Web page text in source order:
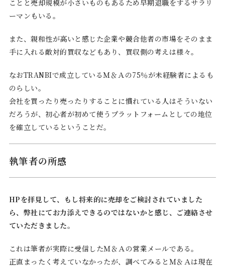
ことと売却規模が小さいものもあるため早期退職をするサラリ
ーマンもいる。
また、親和性が高いと感じた企業や競合他者の市場をそのまま
手に入れる敵対的買収などもあり、買収側の考えは様々。
なおTRANBIで成立しているＭ＆Ａの75％が未経験者によるも
のらしい。
会社を買ったり売ったりすることに慣れている人はそういない
だろうが、初心者が初めて使うプラットフォームとしての地位
を確立しているということだ。
執筆者の所感
HPを拝見して、もし将来的に売却をご検討されていました
ら、弊社にてお力添えできるのではないかと感じ、ご連絡させ
ていただきました。
これは筆者が実際に受信したＭ＆Ａの営業メールである。
正直まったく考えていなかったが、調べてみるとＭ＆Ａは現在